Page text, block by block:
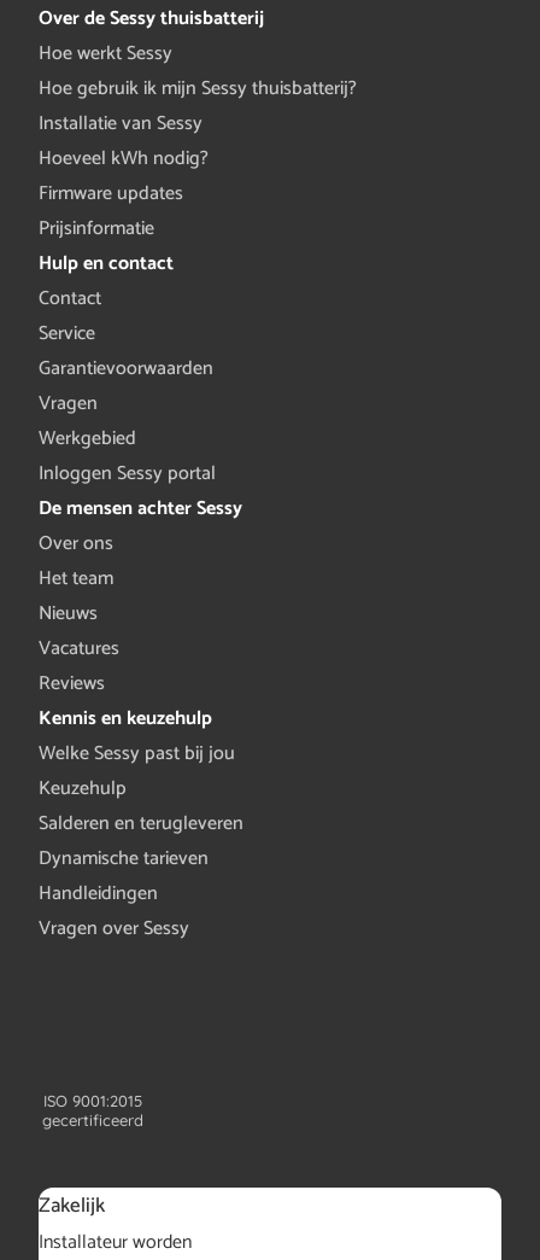
Over de Sessy thuisbatterij
Hoe werkt Sessy
Hoe gebruik ik mijn Sessy thuisbatterij?
Installatie van Sessy
Hoeveel kWh nodig?
Firmware updates
Prijsinformatie
Hulp en contact
Contact
Service
Garantievoorwaarden
Vragen
Werkgebied
Inloggen Sessy portal
De mensen achter Sessy
Over ons
Het team
Nieuws
Vacatures
Reviews
Kennis en keuzehulp
Welke Sessy past bij jou
Keuzehulp
Salderen en terugleveren
Dynamische tarieven
Handleidingen
Vragen over Sessy
ISO 9001:2015
gecertificeerd
Zakelijk
Installateur worden